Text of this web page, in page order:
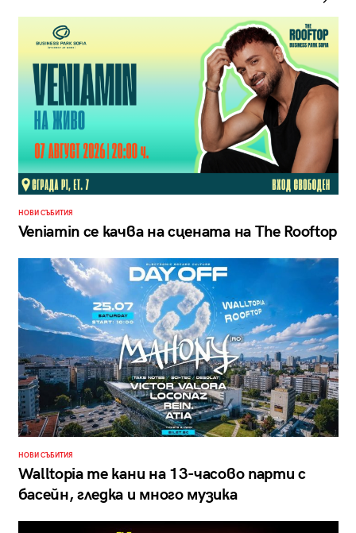
НОВИ СЪБИТИЯ
Veniamin се качва на сцената на The Rooftop
НОВИ СЪБИТИЯ
Walltopia те кани на 13-часово парти с
басейн, гледка и много музика